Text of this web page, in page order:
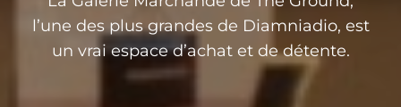
l’une des plus grandes de Diamniadio, est
un vrai espace d’achat et de détente.